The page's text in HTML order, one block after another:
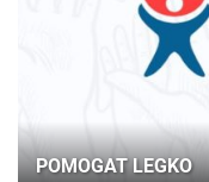
POMOGAT LEGKO